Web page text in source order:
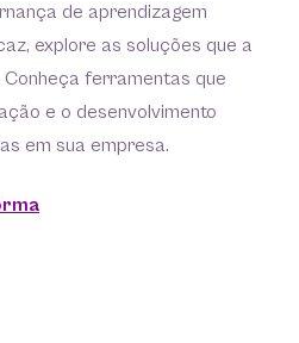
de aprendizagem
explore as soluções que a
ferramentas que
e o desenvolvimento
em sua empresa.